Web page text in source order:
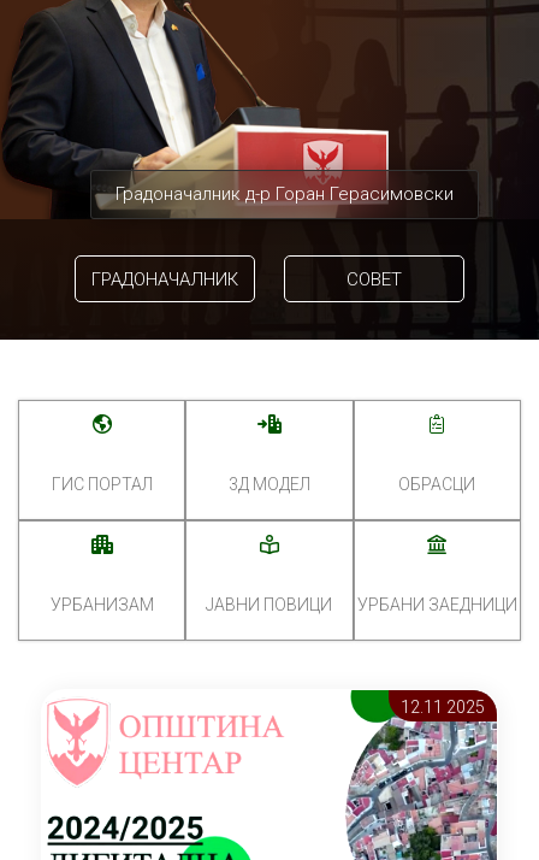
Градоначалник д-р Горан Герасимовски
ГРАДОНАЧАЛНИК СОВЕТ
ГИС ПОРТАЛ 3Д МОДЕЛ ОБРАСЦИ
УРБАНИЗАМ ЈАВНИ ПОВИЦИ УРБАНИ ЗАЕДНИЦИ
12.11 2025